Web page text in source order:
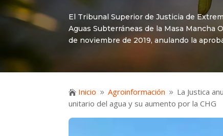
El Tribunal Superior de Justicia de
Aguas Subterráneas de la Masa Mancha
de noviembre de 2019, anulando la
 Inicio 9 Agroinformación 9 La Justica
unitario del agua y su aumento por la CHG